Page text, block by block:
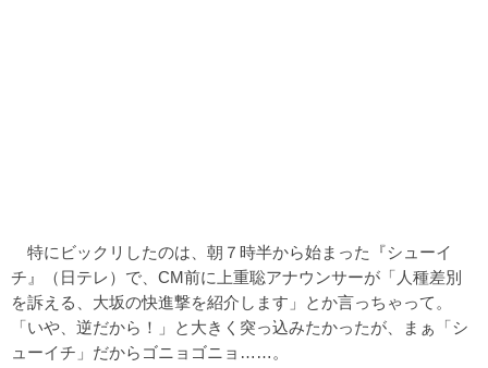
特にビックリしたのは、朝７時半から始まった『シューイ
チ』（日テレ）で、CM前に上重聡アナウンサーが「人種差別
を訴える、大坂の快進撃を紹介します」とか言っちゃって。
「いや、逆だから！」と大きく突っ込みたかったが、まぁ「シ
ューイチ」だからゴニョゴニョ……。